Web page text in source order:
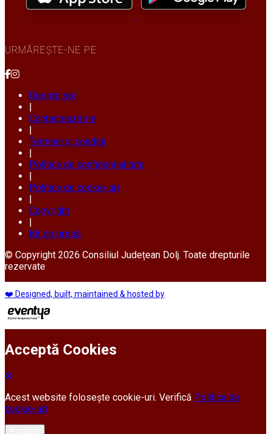
URMĂREȘTE-NE PE
Despre noi
Contactează-ne
Termeni și condiții
Politica de confidențialitate
Politica de cookie-uri
Copyright
Kit de presă
© Copyright 2026 Consiliul Județean Dolj. Toate drepturile
rezervate
❤️ Designed, built, maintained & hosted by
Acceptă Cookies
Acest website folosește cookie-uri. Verifică Politica de
cookie-uri